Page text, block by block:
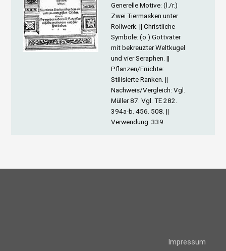
Generelle Motive: (l./r.)
Zwei Tiermasken unter
Rollwerk. || Christliche
Symbole: (o.) Gottvater
mit bekreuzter Weltkugel
und vier Seraphen. ||
Pflanzen/Früchte:
Stilisierte Ranken. ||
Nachweis/Vergleich: Vgl.
Müller 87. Vgl. TE 282.
394a-b. 456. 508. ||
Verwendung: 339.
Impressum